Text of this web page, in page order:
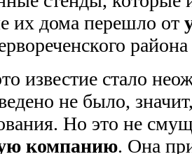
их дома перешло от
известие стало
не было,
Но это не
компанию. Она